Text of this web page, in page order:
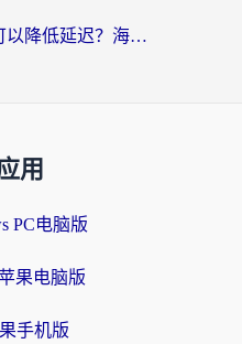
打龙之谷什么加速器可以降低延迟？海外玩家亲测有效的国服加速指南
用
PC电脑版
果电脑版
手机版